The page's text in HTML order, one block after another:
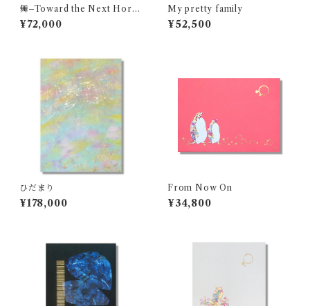
舞–Toward the Next Horiz
on
¥72,000
My pretty family
¥52,500
ひだまり
¥178,000
From Now On
¥34,800